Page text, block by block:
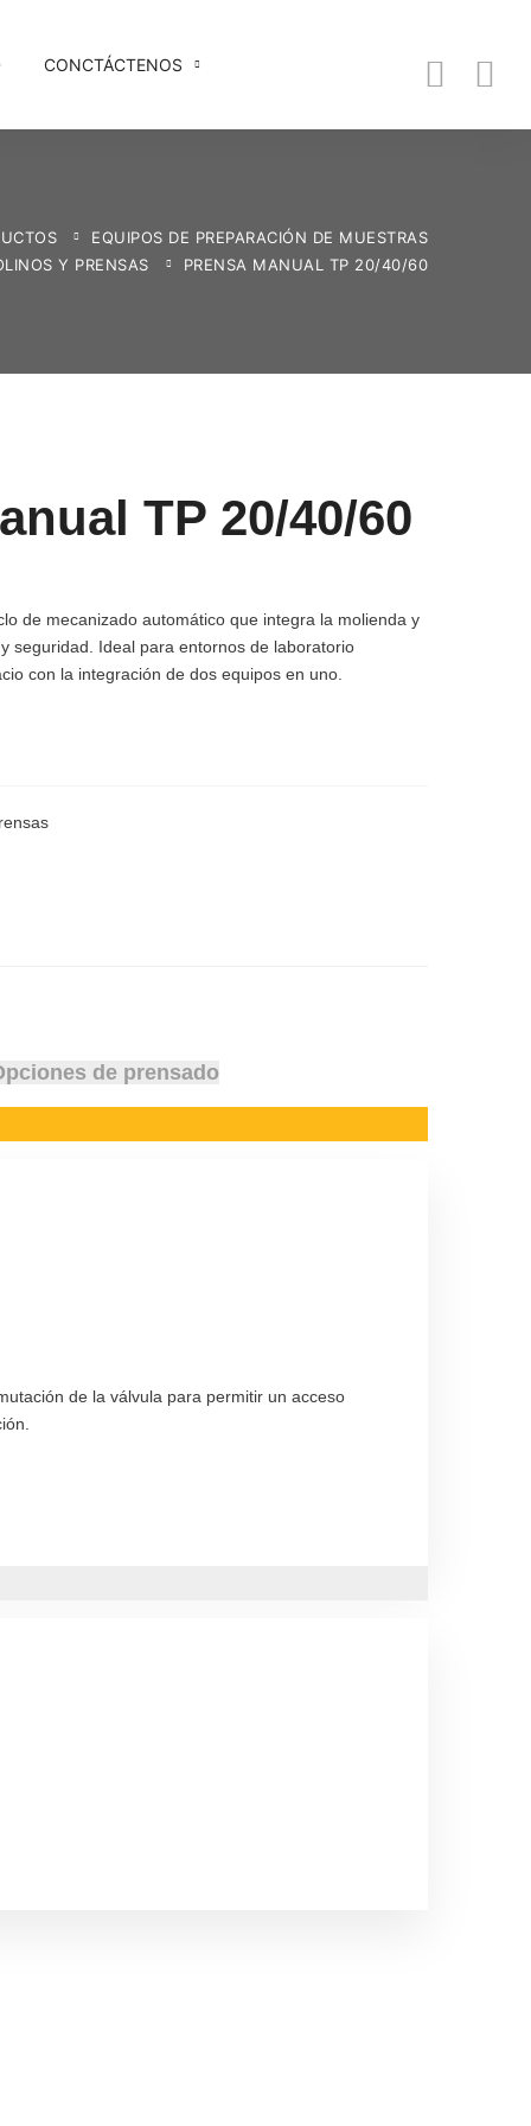
CONCTÁCTENOS
EQUIPOS DE PREPARACIÓN DE MUESTRAS
Y PRENSAS
PRENSA MANUAL TP 20/40/60
TP 20/40/60
de mecanizado automático que integra la molienda y
seguridad. Ideal para entornos de laboratorio
con la integración de dos equipos en uno.
de prensado
de la válvula para permitir un acceso